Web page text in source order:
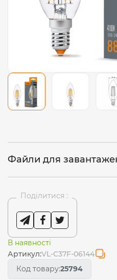
Файли для
Поділитися :
В наявності
Артикул:VL-C37F-06144
Код товару:25794